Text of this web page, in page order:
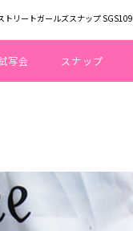
トリートガールズスナップ SGS109
写会 スナップ